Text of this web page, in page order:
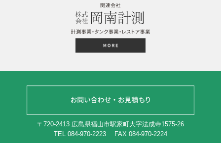
〒720-2413 広島県福山市駅家町大字法成寺1575-26
TEL 084-970-2223
FAX 084-970-2224